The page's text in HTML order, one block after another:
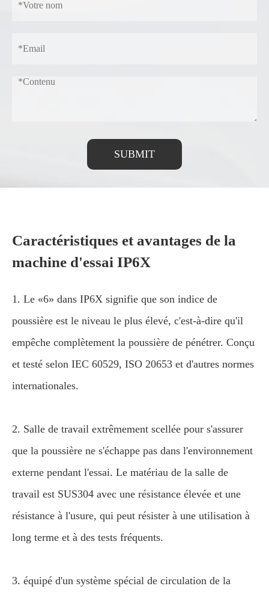
SUBMIT
Caractéristiques et avantages de la
machine d'essai IP6X
1. Le «6» dans IP6X signifie que son indice de
poussière est le niveau le plus élevé, c'est-à-dire qu'il
empêche complètement la poussière de pénétrer. Conçu
et testé selon IEC 60529, ISO 20653 et d'autres normes
internationales.
2. Salle de travail extrêmement scellée pour s'assurer
que la poussière ne s'échappe pas dans l'environnement
externe pendant l'essai. Le matériau de la salle de
travail est SUS304 avec une résistance élevée et une
résistance à l'usure, qui peut résister à une utilisation à
long terme et à des tests fréquents.
3. équipé d'un système spécial de circulation de la